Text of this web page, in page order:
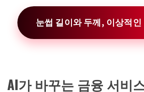
눈썹 길이와 두께, 이상적인
AI가 바꾸는 금융 서비